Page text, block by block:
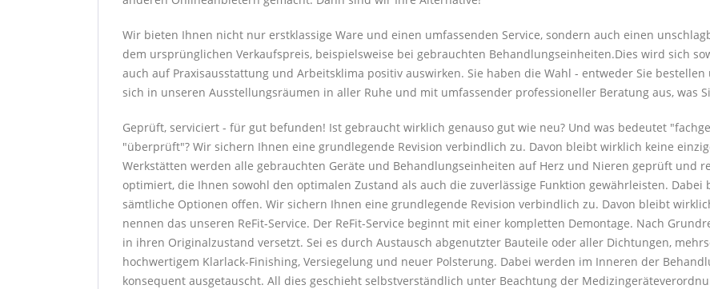
Wir bieten Ihnen nicht nur erstklassige Ware und einen umfassenden Service, sondern auch einen
dem ursprünglichen Verkaufspreis, beispielsweise bei gebrauchten Behandlungseinheiten.Dies wird sich
auch auf Praxisausstattung und Arbeitsklima positiv auswirken. Sie haben die Wahl - entweder Sie
sich in unseren Ausstellungsräumen in aller Ruhe und mit umfassender professioneller Beratung aus, was
Geprüft, serviciert - für gut befunden! Ist gebraucht wirklich genauso gut wie neu? Und was bedeutet
"überprüft"? Wir sichern Ihnen eine grundlegende Revision verbindlich zu. Davon bleibt wirklich keine
Werkstätten werden alle gebrauchten Geräte und Behandlungseinheiten auf Herz und Nieren geprüft und
optimiert, die Ihnen sowohl den optimalen Zustand als auch die zuverlässige Funktion gewährleisten.
sämtliche Optionen offen. Wir sichern Ihnen eine grundlegende Revision verbindlich zu. Davon bleibt
nennen das unseren ReFit-Service. Der ReFit-Service beginnt mit einer kompletten Demontage. Nach
in ihren Originalzustand versetzt. Sei es durch Austausch abgenutzter Bauteile oder aller Dichtungen,
hochwertigem Klarlack-Finishing, Versiegelung und neuer Polsterung. Dabei werden im Inneren der
konsequent ausgetauscht. All dies geschieht selbstverständlich unter Beachtung der